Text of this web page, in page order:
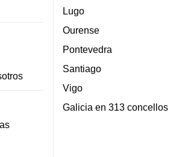
Lugo
Ourense
Pontevedra
Santiago
Vigo
Galicia en 313 concellos